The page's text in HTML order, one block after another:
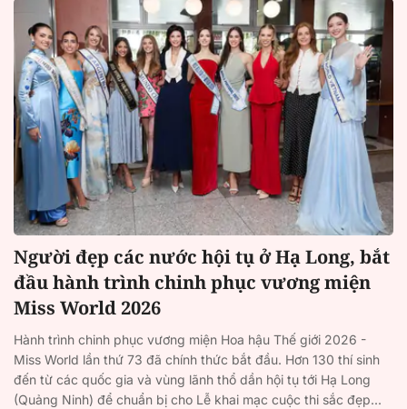
Người đẹp các nước hội tụ ở Hạ Long, bắt
đầu hành trình chinh phục vương miện
Miss World 2026
Hành trình chinh phục vương miện Hoa hậu Thế giới 2026 -
Miss World lần thứ 73 đã chính thức bắt đầu. Hơn 130 thí sinh
đến từ các quốc gia và vùng lãnh thổ dần hội tụ tới Hạ Long
(Quảng Ninh) để chuẩn bị cho Lễ khai mạc cuộc thi sắc đẹp...